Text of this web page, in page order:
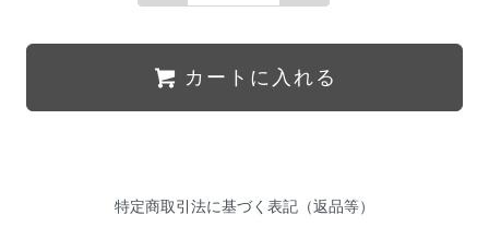
カートに入れる
特定商取引法に基づく表記（返品等）